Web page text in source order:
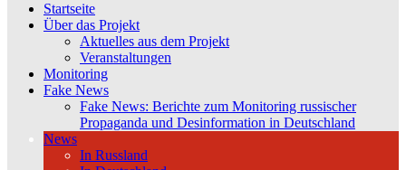
Startseite
Über das Projekt
Aktuelles aus dem Projekt
Veranstaltungen
Monitoring
Fake News
Fake News: Berichte zum Monitoring russischer
Propaganda und Desinformation in Deutschland
News
In Russland